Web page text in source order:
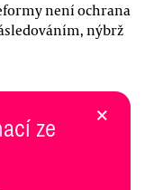
není ochrana
nýbrž
ze
×